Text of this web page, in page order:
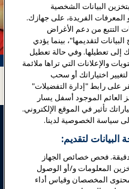
انضم الآن
بتخزين البيانات الشخصية
المعرفات الفريدة، على جهازك.
التتبع من دعم الأغراض
لتقديمها"، بينما يؤدي
تعطيلها. وفي حالة تعطيل
والإعلانات التي تراها ملائمة
اختياراتك أو سحب
على رابط "إدارة التفضيلات"
الموجود أسفل يسار
تأثير في الموقع الإلكتروني.
سياسة الخصوصية لدينا.
لتقديم:
فحص خصائص الجهاز
المعلومات و/أو الوصول
المخصصان وقياس أداء